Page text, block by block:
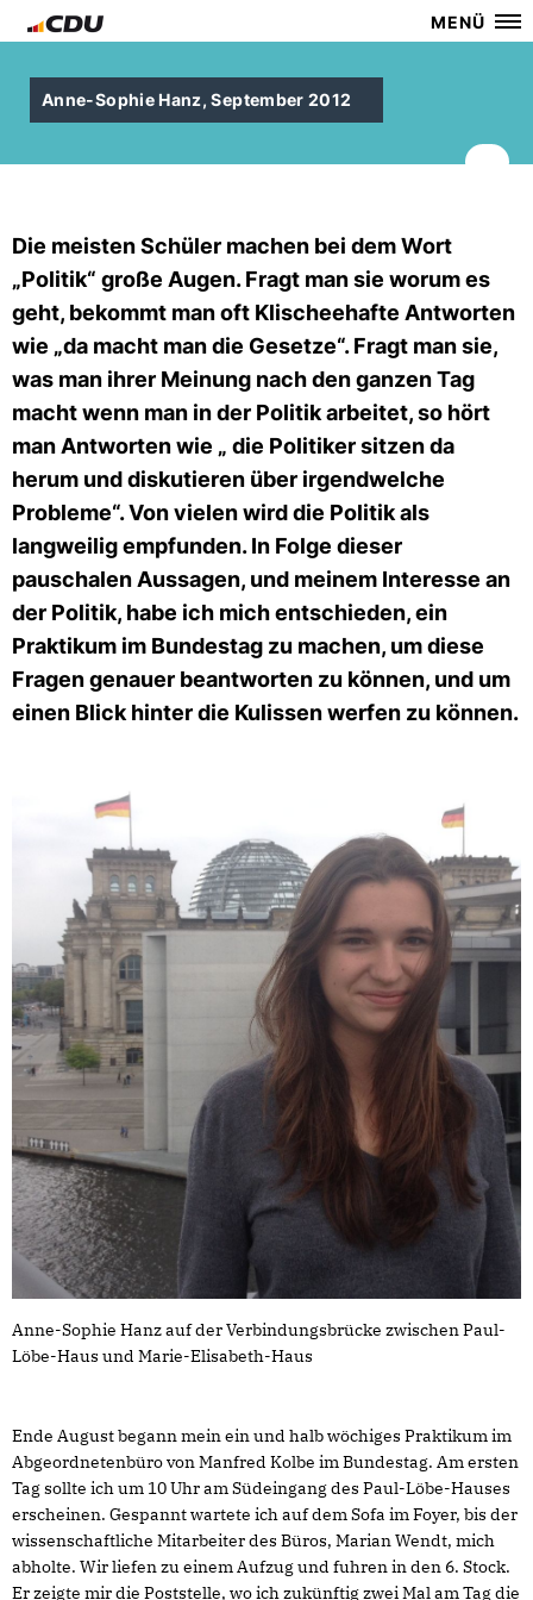
MENÜ
Anne-Sophie Hanz, September 2012
Die meisten Schüler machen bei dem Wort
Politik“ große Augen. Fragt man sie worum es
geht, bekommt man oft Klischeehafte Antworten
wie „da macht man die Gesetze“. Fragt man sie,
was man ihrer Meinung nach den ganzen Tag
macht wenn man in der Politik arbeitet, so hört
man Antworten wie „ die Politiker sitzen da
herum und diskutieren über irgendwelche
Probleme“. Von vielen wird die Politik als
langweilig empfunden. In Folge dieser
pauschalen Aussagen, und meinem Interesse an
der Politik, habe ich mich entschieden, ein
Praktikum im Bundestag zu machen, um diese
Fragen genauer beantworten zu können, und um
einen Blick hinter die Kulissen werfen zu können.
Anne-Sophie Hanz auf der Verbindungsbrücke zwischen Paul-
Löbe-Haus und Marie-Elisabeth-Haus
Ende August begann mein ein und halb wöchiges Praktikum im
Abgeordnetenbüro von Manfred Kolbe im Bundestag. Am ersten
Tag sollte ich um 10 Uhr am Südeingang des Paul-Löbe-Hauses
erscheinen. Gespannt wartete ich auf dem Sofa im Foyer, bis der
wissenschaftliche Mitarbeiter des Büros, Marian Wendt, mich
abholte. Wir liefen zu einem Aufzug und fuhren in den 6. Stock.
Er zeigte mir die Poststelle, wo ich zukünftig zwei Mal am Tag die